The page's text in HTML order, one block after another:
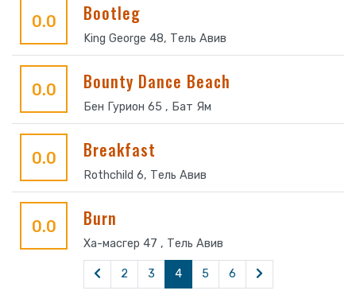
0.0 Bootleg
King George 48, Тель Авив
0.0 Bounty Dance Beach
Бен Гурион 65 , Бат Ям
0.0 Breakfast
Rothchild 6, Тель Авив
0.0 Burn
Ха-масгер 47 , Тель Авив
2 3 4 5 6